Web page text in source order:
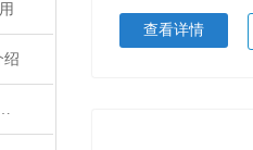
绍
护测试仪的主要特点
查看详情